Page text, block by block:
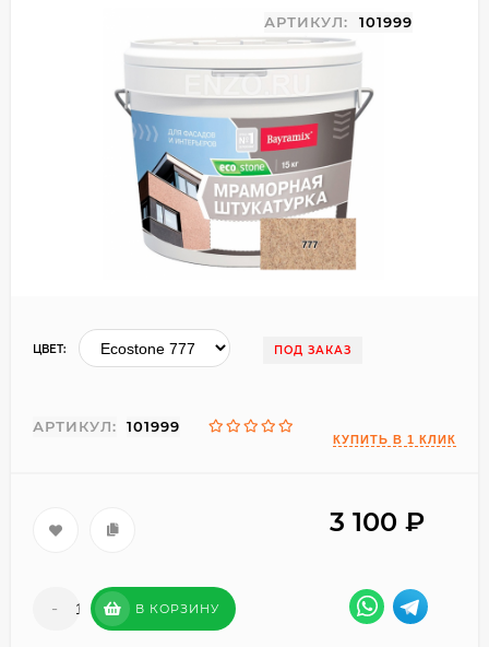
АРТИКУЛ: 101999
ЦВЕТ: ПОД ЗАКАЗ
АРТИКУЛ: 101999
3 100
- + В КОРЗИНУ